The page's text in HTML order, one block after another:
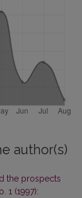
author(s)
the prospects
1 (1997):